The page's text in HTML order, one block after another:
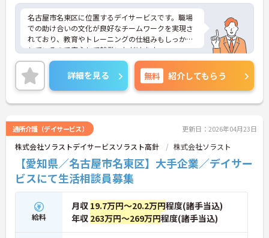
名古屋市名東区に位置するデイサービスです。職場
での助け合いの文化が良好なチームワークを実現さ
れており、教育やトレーニングの仕組みもしっかり
しているので安心して就業いただけます。
社員の働きやすさを大切にしており、現場で活躍す
るスタッフのアイデアや要望をダイレクトにトップ
に伝える【アイデアメモ制度】や、
勤続年数等に応じてポイントが貯まり、貯まったポ
イントで好きな商品に交換できるシステム【ソラス
トポイント】などがあります。
ご興味をお持ちの方には、詳細の情報や面接のポイ
ントをお伝えしますのでお気軽にお問い合わせくだ
さい。
詳細を見る 無料 紹介してもらう
通所介護（デイサービス） 更新日：2026年04月23日
株式会社ソラストデイサービスソラスト高針 株式会社ソラスト
【愛知県／名古屋市名東区】大手企業／デイサー
ビスにて生活相談員募集
給料
月収 19.7万円～20.2万円程度(諸手当込)
年収 263万円～269万円程度(諸手当込)